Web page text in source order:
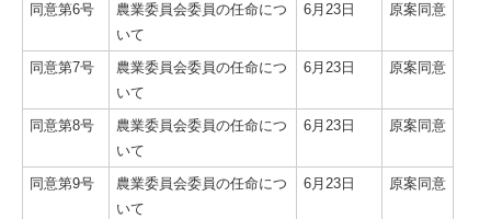
同意第6号
農業委員会委員の任命につ
いて
6月23日 原案同意
同意第7号
農業委員会委員の任命につ
いて
6月23日 原案同意
同意第8号
農業委員会委員の任命につ
いて
6月23日 原案同意
同意第9号
農業委員会委員の任命につ
いて
6月23日 原案同意